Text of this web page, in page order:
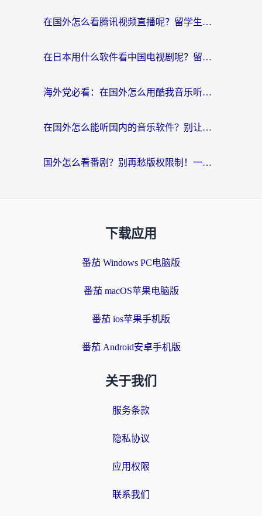
在国外怎么看腾讯视频直播呢？留学生亲测有效的回国加速指南
在日本用什么软件看中国电视剧呢？留学生亲测有效的回国加速方案
海外党必看：在国外怎么用酷我音乐听音乐？告别“地区不支持”的实用指南
在国外怎么能听国内的音乐软件？别让版权限制断了你的“中文歌单”
国外怎么看番剧？别再愁版权限制！一个工具解决所有回国追剧难题
下载应用
番茄 Windows PC电脑版
番茄 macOS苹果电脑版
番茄 ios苹果手机版
番茄 Android安卓手机版
关于我们
服务条款
隐私协议
应用权限
联系我们